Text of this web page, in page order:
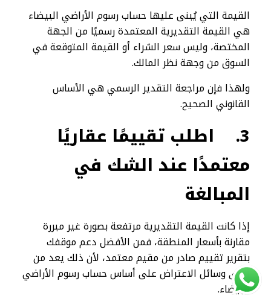
القيمة التي يُبنى عليها حساب رسوم الأراضي البيضاء
هي القيمة التقديرية المعتمدة رسميًا من الجهة
المختصة، وليس سعر الشراء أو القيمة المتوقعة في
السوق من وجهة نظر المالك.
ولهذا فإن مراجعة التقدير الرسمي هي الأساس
القانوني الصحيح.
3.
اطلب تقييمًا عقاريًا
معتمدًا عند الشك في
المبالغة
إذا كانت القيمة التقديرية مرتفعة بصورة غير مبررة
مقارنة بأسعار المنطقة، فمن الأفضل دعم موقفك
بتقرير تقييم صادر من مقيم معتمد، لأن ذلك يعد من
أقوى وسائل الاعتراض على أساس حساب رسوم الأراضي
البيضاء.